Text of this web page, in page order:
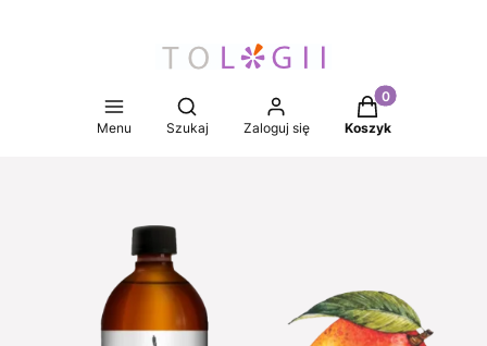
Menu
Otwórz wyszukiwarkę
Szukaj Zaloguj się
Produkty w
Koszyk